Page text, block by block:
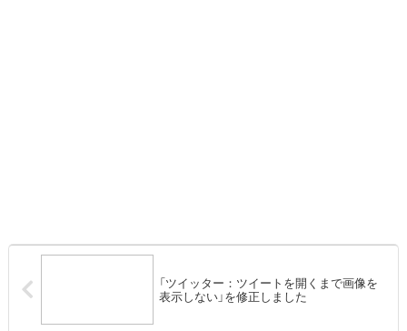
「ツイッター：ツイートを開くまで画像を
表示しない」を修正しました